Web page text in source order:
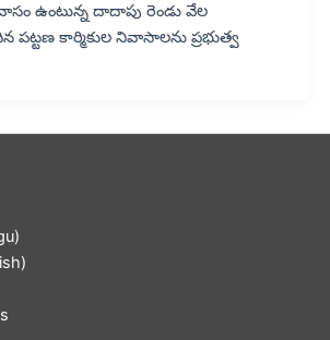
ఉంటున్న దాదాపు రెండు వేల
పట్టణ కార్మికుల నివాసాలను ప్రభుత్వ